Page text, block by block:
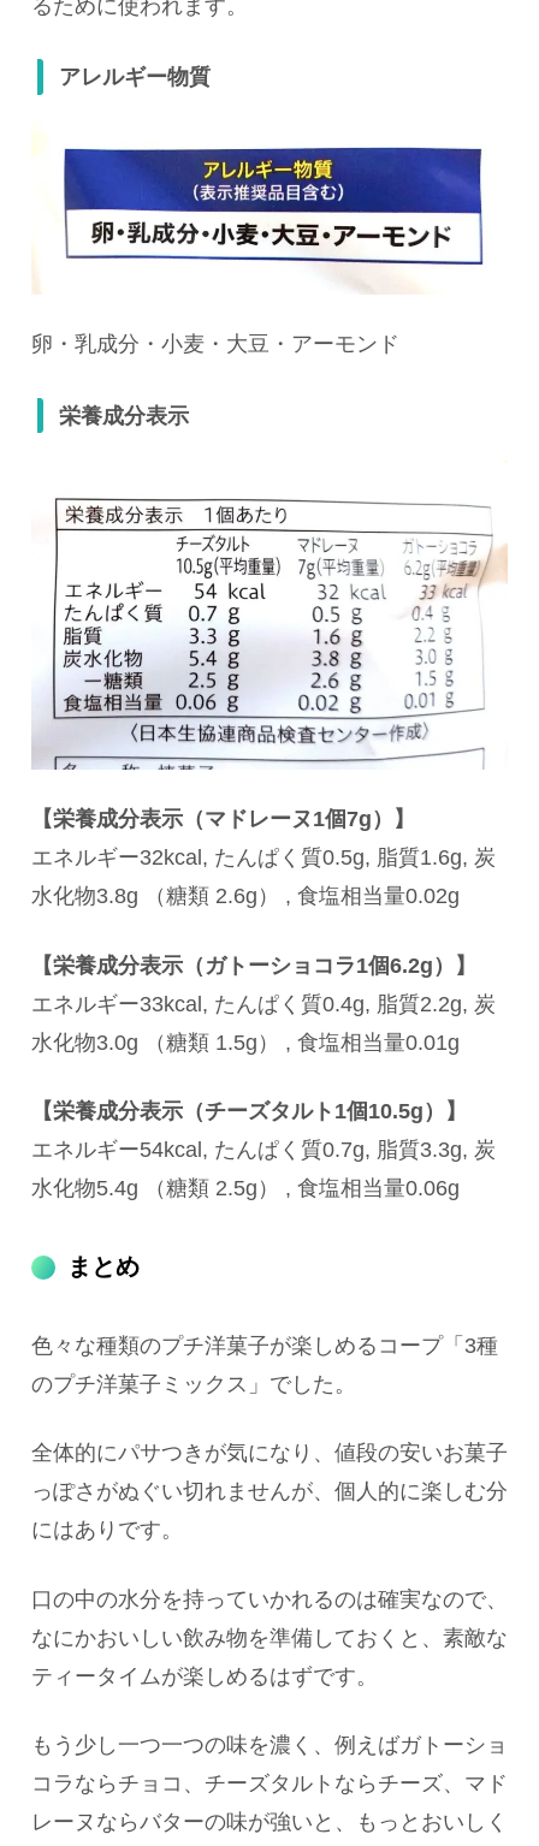
るために使われます。
アレルギー物質
卵・乳成分・小麦・大豆・アーモンド
栄養成分表示
【栄養成分表示（マドレーヌ1個7g）】
エネルギー32kcal, たんぱく質0.5g, 脂質1.6g, 炭
水化物3.8g （糖類 2.6g） , 食塩相当量0.02g
【栄養成分表示（ガトーショコラ1個6.2g）】
エネルギー33kcal, たんぱく質0.4g, 脂質2.2g, 炭
水化物3.0g （糖類 1.5g） , 食塩相当量0.01g
【栄養成分表示（チーズタルト1個10.5g）】
エネルギー54kcal, たんぱく質0.7g, 脂質3.3g, 炭
水化物5.4g （糖類 2.5g） , 食塩相当量0.06g
まとめ
色々な種類のプチ洋菓子が楽しめるコープ「3種
のプチ洋菓子ミックス」でした。
全体的にパサつきが気になり、値段の安いお菓子
っぽさがぬぐい切れませんが、個人的に楽しむ分
にはありです。
口の中の水分を持っていかれるのは確実なので、
なにかおいしい飲み物を準備しておくと、素敵な
ティータイムが楽しめるはずです。
もう少し一つ一つの味を濃く、例えばガトーショ
コラならチョコ、チーズタルトならチーズ、マド
レーヌならバターの味が強いと、もっとおいしく